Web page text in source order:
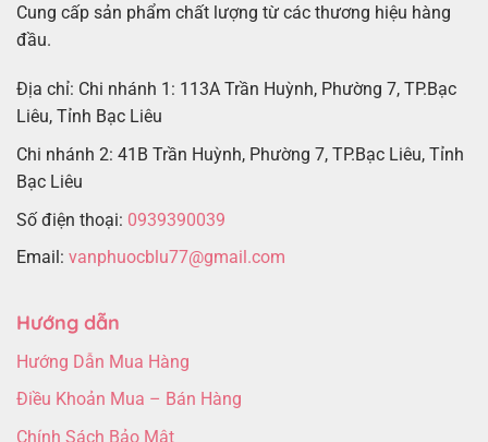
Cung cấp sản phẩm chất lượng từ các thương hiệu hàng
đầu.
Địa chỉ: Chi nhánh 1: 113A Trần Huỳnh, Phường 7, TP.Bạc
Liêu, Tỉnh Bạc Liêu
Chi nhánh 2: 41B Trần Huỳnh, Phường 7, TP.Bạc Liêu, Tỉnh
Bạc Liêu
Số điện thoại: 0939390039
Email: vanphuocblu77@gmail.com
Hướng dẫn
Hướng Dẫn Mua Hàng
Điều Khoản Mua – Bán Hàng
Chính Sách Bảo Mật